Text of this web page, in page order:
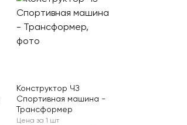
Конструктор ЧЗ
Спортивная машина -
Трансформер
Цена за 1 шт